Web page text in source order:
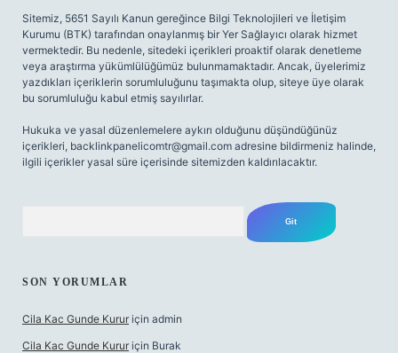
Sitemiz, 5651 Sayılı Kanun gereğince Bilgi Teknolojileri ve İletişim
Kurumu (BTK) tarafından onaylanmış bir Yer Sağlayıcı olarak hizmet
vermektedir. Bu nedenle, sitedeki içerikleri proaktif olarak denetleme
veya araştırma yükümlülüğümüz bulunmamaktadır. Ancak, üyelerimiz
yazdıkları içeriklerin sorumluluğunu taşımakta olup, siteye üye olarak
bu sorumluluğu kabul etmiş sayılırlar.
Hukuka ve yasal düzenlemelere aykırı olduğunu düşündüğünüz
içerikleri, backlinkpanelicomtr@gmail.com adresine bildirmeniz halinde,
ilgili içerikler yasal süre içerisinde sitemizden kaldırılacaktır.
SON YORUMLAR
Cila Kac Gunde Kurur için admin
Cila Kac Gunde Kurur için Burak